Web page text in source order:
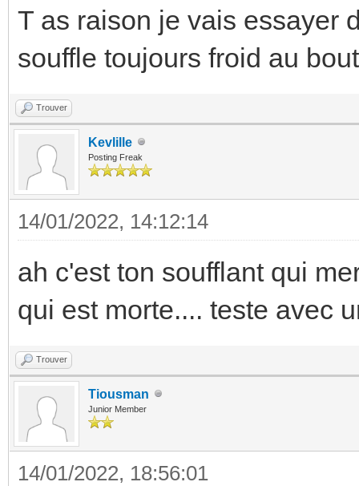
T as raison je vais essayer
souffle toujours froid au
Trouver
Kevlille
Posting Freak
14/01/2022, 14:12:14
ah c'est ton soufflant qui
qui est morte.... teste avec
Trouver
Tiousman
Junior Member
14/01/2022, 18:56:01